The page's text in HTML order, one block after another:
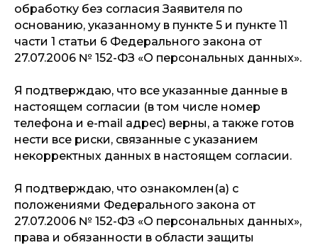
обработку без согласия Заявителя по
основанию, указанному в пункте 5 и пункте 11
части 1 статьи 6 Федерального закона от
27.07.2006 № 152-ФЗ «О персональных данных».
Я подтверждаю, что все указанные данные в
настоящем согласии (в том числе номер
телефона и е-mail адрес) верны, а также готов
нести все риски, связанные с указанием
некорректных данных в настоящем согласии.
Я подтверждаю, что ознакомлен(а) с
положениями Федерального закона от
27.07.2006 № 152-ФЗ «О персональных данных»,
права и обязанности в области защиты